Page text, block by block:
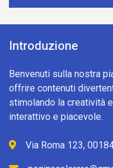
Introduzione
Benvenuti sulla nostra
offrire contenuti
stimolando la creatività
interattivo e piacevole.
Via Roma 123,